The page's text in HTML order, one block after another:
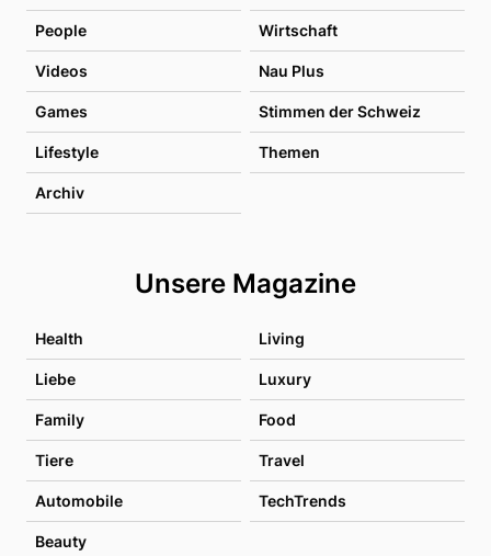
People Wirtschaft
Videos Nau Plus
Games Stimmen der Schweiz
Lifestyle Themen
Archiv
Unsere Magazine
Health Living
Liebe Luxury
Family Food
Tiere Travel
Automobile TechTrends
Beauty